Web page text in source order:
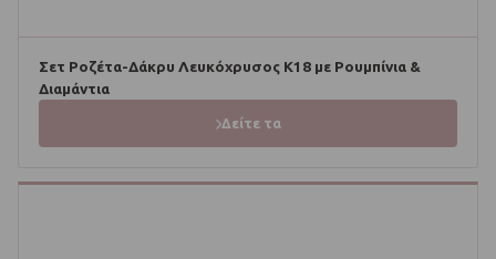
Σετ Ροζέτα-Δάκρυ Λευκόχρυσος Κ18 με Ρουμπίνια &
Διαμάντια
Δείτε τα